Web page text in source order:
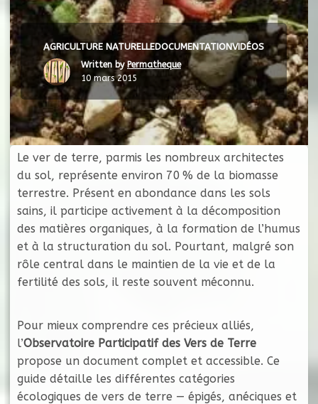
AGRICULTURE NATURELLEDOCUMENTATIONVIDÉOS
Written byPermatheque
10 mars 2015
Le ver de terre, parmis les nombreux architectes
du sol, représente environ 70 % de la biomasse
terrestre. Présent en abondance dans les sols
sains, il participe activement à la décomposition
des matières organiques, à la formation de l’humus
et à la structuration du sol. Pourtant, malgré son
rôle central dans le maintien de la vie et de la
fertilité des sols, il reste souvent méconnu.
Pour mieux comprendre ces précieux alliés,
l’Observatoire Participatif des Vers de Terre
propose un document complet et accessible. Ce
guide détaille les différentes catégories
écologiques de vers de terre — épigés, anéciques et